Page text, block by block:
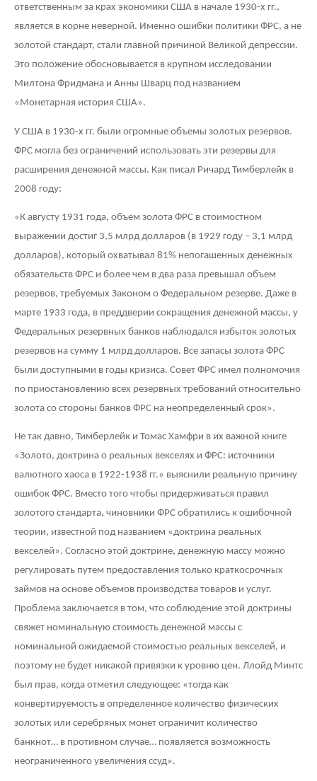
ответственным за крах экономики США в начале 1930-х гг.,
является в корне неверной. Именно ошибки политики ФРС, а не
золотой стандарт, стали главной причиной Великой депрессии.
Это положение обосновывается в крупном исследовании
Милтона Фридмана и Анны Шварц под названием
«Монетарная история США».
У США в 1930-х гг. были огромные объемы золотых резервов.
ФРС могла без ограничений использовать эти резервы для
расширения денежной массы. Как писал Ричард Тимберлейк в
2008 году:
«К августу 1931 года, объем золота ФРС в стоимостном
выражении достиг 3,5 млрд долларов (в 1929 году – 3,1 млрд
долларов), который охватывал 81% непогашенных денежных
обязательств ФРС и более чем в два раза превышал объем
резервов, требуемых Законом о Федеральном резерве. Даже в
марте 1933 года, в преддверии сокращения денежной массы, у
Федеральных резервных банков наблюдался избыток золотых
резервов на сумму 1 млрд долларов. Все запасы золота ФРС
были доступными в годы кризиса. Совет ФРС имел полномочия
по приостановлению всех резервных требований относительно
золота со стороны банков ФРС на неопределенный срок».
Не так давно, Тимберлейк и Томас Хамфри в их важной книге
«Золото, доктрина о реальных векселях и ФРС: источники
валютного хаоса в 1922-1938 гг.» выяснили реальную причину
ошибок ФРС. Вместо того чтобы придерживаться правил
золотого стандарта, чиновники ФРС обратились к ошибочной
теории, известной под названием «доктрина реальных
векселей». Согласно этой доктрине, денежную массу можно
регулировать путем предоставления только краткосрочных
займов на основе объемов производства товаров и услуг.
Проблема заключается в том, что соблюдение этой доктрины
свяжет номинальную стоимость денежной массы с
номинальной ожидаемой стоимостью реальных векселей, и
поэтому не будет никакой привязки к уровню цен. Ллойд Минтс
был прав, когда отметил следующее: «тогда как
конвертируемость в определенное количество физических
золотых или серебряных монет ограничит количество
банкнот… в противном случае… появляется возможность
неограниченного увеличения ссуд».